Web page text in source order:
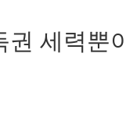
권 세력뿐